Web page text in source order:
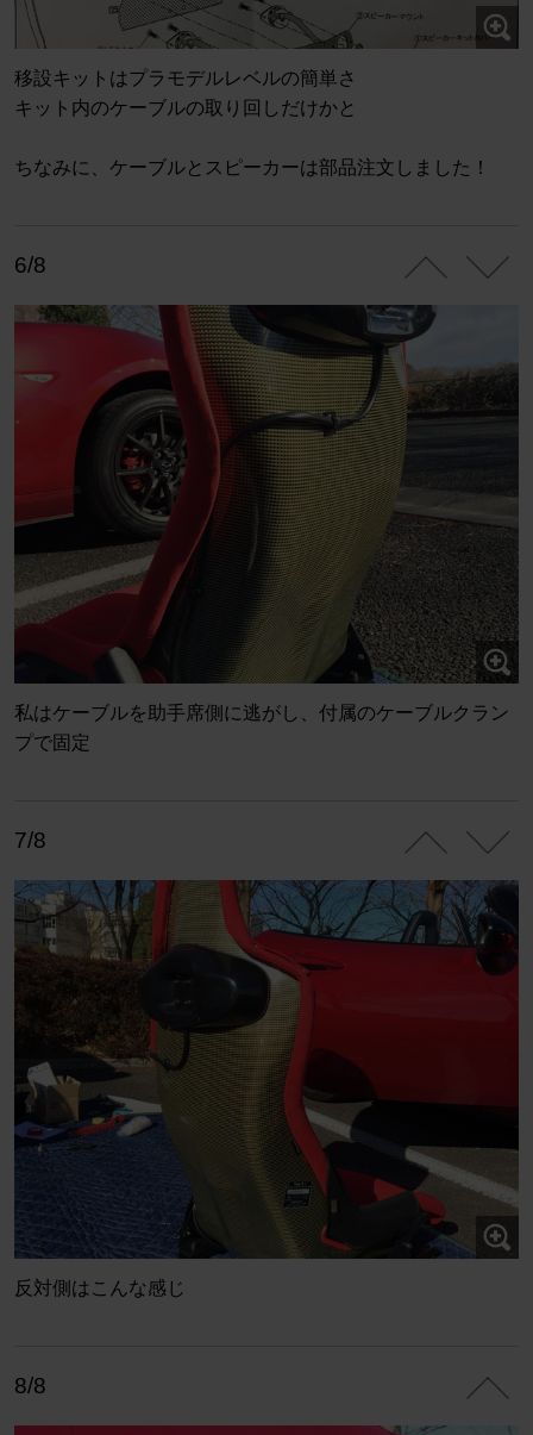
移設キットはプラモデルレベルの簡単さ
キット内のケーブルの取り回しだけかと
ちなみに、ケーブルとスピーカーは部品注文しました！
6/8
私はケーブルを助手席側に逃がし、付属のケーブルクラン
プで固定
7/8
反対側はこんな感じ
8/8